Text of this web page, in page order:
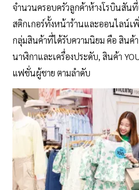
จำนวนครอบครัวลูกค้าห้างโรบินสันที่
สติกเกอร์ทั้งหน้าร้านและออนไลน์เ
กลุ่มสินค้าที่ได้รับความนิยม คือ สินค้
นาฬิกาและเครื่องประดับ, สินค้า
แฟชั่นผู้ชาย ตามลำดับ